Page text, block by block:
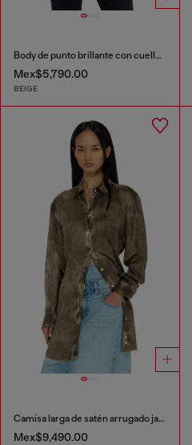
Body de punto brillante con cuello redondo
Mex$5,790.00
BEIGE
Camisa larga de satén arrugado jacquard con logo
Mex$9,490.00